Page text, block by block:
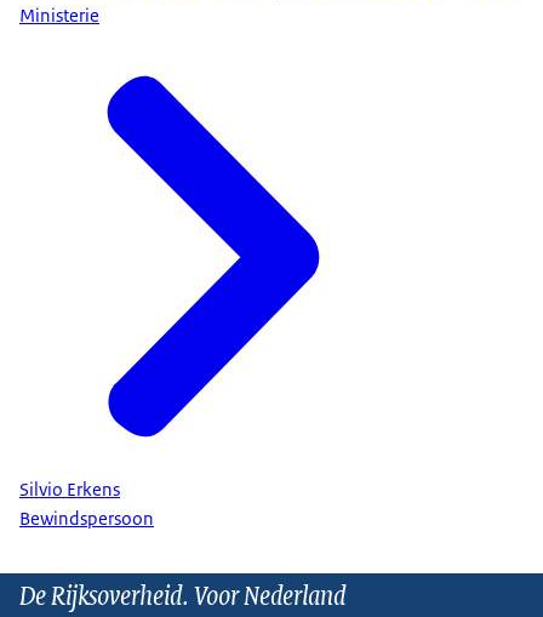
Ministerie
Silvio Erkens
Bewindspersoon
De Rijksoverheid. Voor Nederland